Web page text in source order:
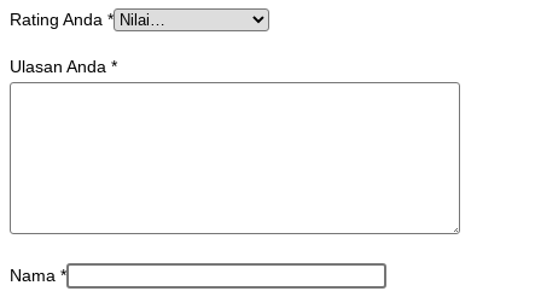
Rating Anda *
Ulasan Anda *
Nama *